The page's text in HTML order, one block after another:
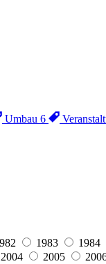
Umbau 6
1983 1984
2004 2005